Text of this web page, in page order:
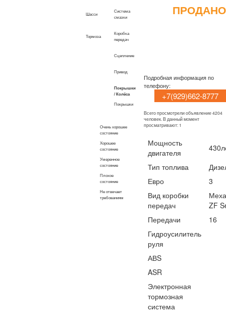
Шасси
Система
смазки
Тормоза
Коробка
передач
Сцепление
Привод
Покрышки
/ Колёса
Покрышки
Очень хорошее
состояние
Хорошее
состояние
Умеренное
состояние
Плохое
состояние
Не отвечает
требованиям
ПРОДАНО
Подробная информация по
телефону:
+7(929)662-8777
Всего просмотрели объявление 4204
человек. В данный момент
просматривают: 1
Мощность
двигателя
Тип топлива
Евро
3
Вид коробки
передач
ZF
Передачи
16
Гидроусилитель
руля
АВS
ASR
Электронная
тормозная
система